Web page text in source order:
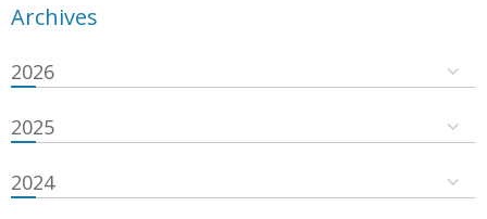
Archives
2026
2025
2024